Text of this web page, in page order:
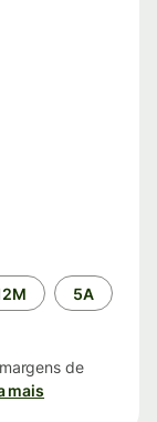
5A
de
mais